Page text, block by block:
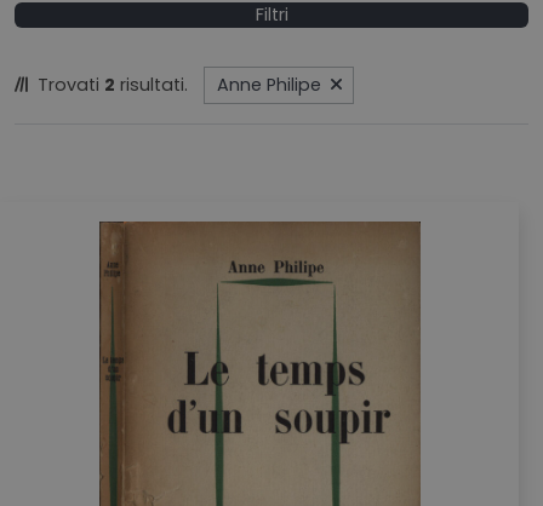
Filtri
Trovati 2 risultati. Anne Philipe